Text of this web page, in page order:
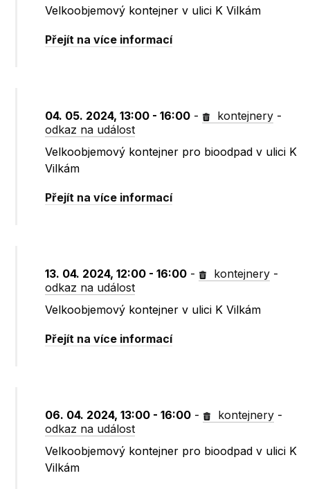
Velkoobjemový kontejner v ulici K Vilkám
Přejít na více informací
04. 05. 2024, 13:00 - 16:00 - kontejnery -
odkaz na událost
Velkoobjemový kontejner pro bioodpad v ulici K
Vilkám
Přejít na více informací
13. 04. 2024, 12:00 - 16:00 - kontejnery -
odkaz na událost
Velkoobjemový kontejner v ulici K Vilkám
Přejít na více informací
06. 04. 2024, 13:00 - 16:00 - kontejnery -
odkaz na událost
Velkoobjemový kontejner pro bioodpad v ulici K
Vilkám